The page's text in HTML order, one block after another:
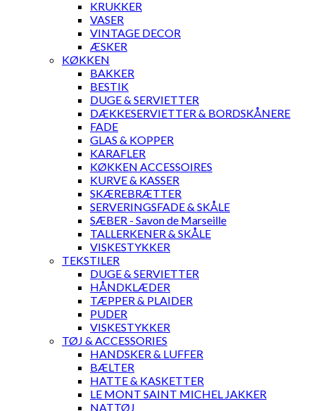
KRUKKER
VASER
VINTAGE DECOR
ÆSKER
KØKKEN
BAKKER
BESTIK
DUGE & SERVIETTER
DÆKKESERVIETTER & BORDSKÅNERE
FADE
GLAS & KOPPER
KARAFLER
KØKKEN ACCESSOIRES
KURVE & KASSER
SKÆREBRÆTTER
SERVERINGSFADE & SKÅLE
SÆBER - Savon de Marseille
TALLERKENER & SKÅLE
VISKESTYKKER
TEKSTILER
DUGE & SERVIETTER
HÅNDKLÆDER
TÆPPER & PLAIDER
PUDER
VISKESTYKKER
TØJ & ACCESSORIES
HANDSKER & LUFFER
BÆLTER
HATTE & KASKETTER
LE MONT SAINT MICHEL JAKKER
NATTØJ